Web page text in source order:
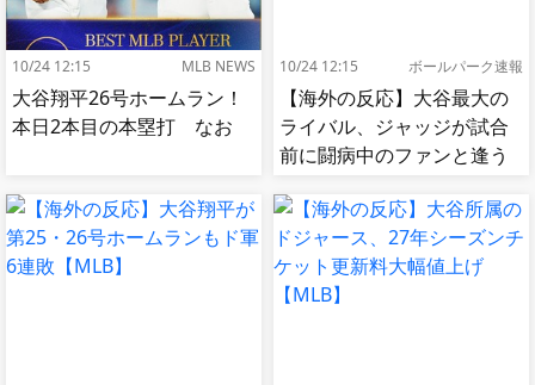
10/24 12:15 MLB NEWS
大谷翔平26号ホームラン！
本日2本目の本塁打 なお
10/24 12:15 ボールパーク速報
【海外の反応】大谷最大の
ライバル、ジャッジが試合
前に闘病中のファンと逢う